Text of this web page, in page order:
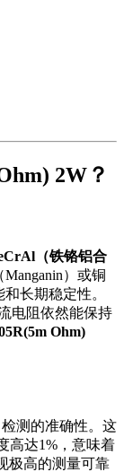
2W？
（铁铬铝合
）或铜
长期稳定性。
电阻依然能保持
Ohm)
测的准确性。这
高达1%，意味着
极高的测量可靠